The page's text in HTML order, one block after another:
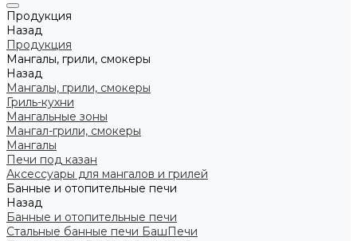
Продукция
Назад
Продукция
Мангалы, грили, смокеры
Назад
Мангалы, грили, смокеры
Гриль-кухни
Мангальные зоны
Мангал-грили, смокеры
Мангалы
Печи под казан
Аксессуары для мангалов и грилей
Банные и отопительные печи
Назад
Банные и отопительные печи
Стальные банные печи БашПечи